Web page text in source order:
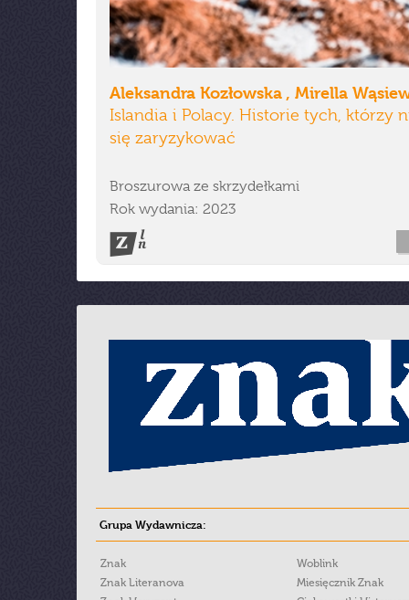
Aleksandra Kozłowska , Mirella
Islandia i Polacy. Historie tych, którzy
się zaryzykować
Broszurowa ze skrzydełkami
Rok wydania: 2023
Grupa Wydawnicza:
Znak
Znak Literanova
Woblink
Miesięcznik Znak